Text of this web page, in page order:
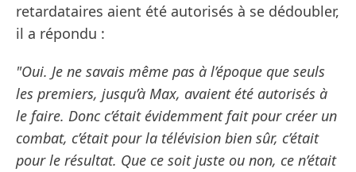
retardataires aient été autorisés à se dédoubler,
il a répondu :
"Oui. Je ne savais même pas à l’époque que seuls
les premiers, jusqu’à Max, avaient été autorisés à
le faire. Donc c’était évidemment fait pour créer un
combat, c’était pour la télévision bien sûr, c’était
pour le résultat. Que ce soit juste ou non, ce n’était